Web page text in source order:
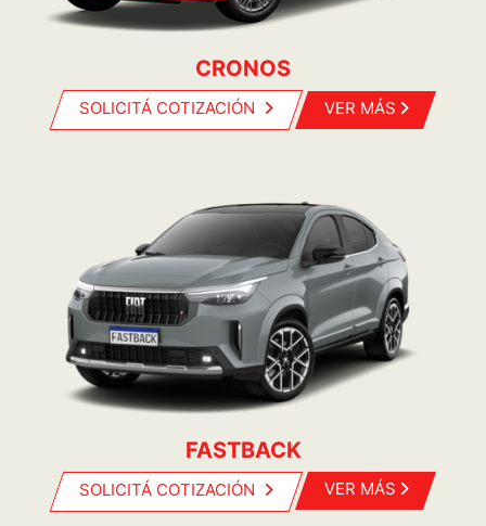
CRONOS
SOLICITÁ COTIZACIÓN VER MÁS
FASTBACK
SOLICITÁ COTIZACIÓN VER MÁS